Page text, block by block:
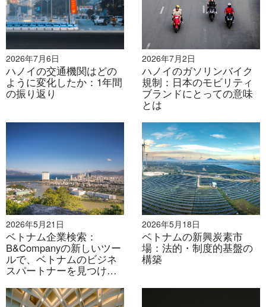
2026年7月6日
ハノイの交通機関はどの
ように変化したか：1年間
の振り返り
2026年7月2日
ハノイのガソリンバイク
規制：日本のモビリティ
ブランドにとっての意味
とは
2026年5月21日
ベトナム企業検索：
B&Companyの新しいツー
ルで、ベトナムのビジネ
スパートナーを見つけて
2026年5月18日
ベトナムの新興炭素市
場：法的・制度的基盤の
構築